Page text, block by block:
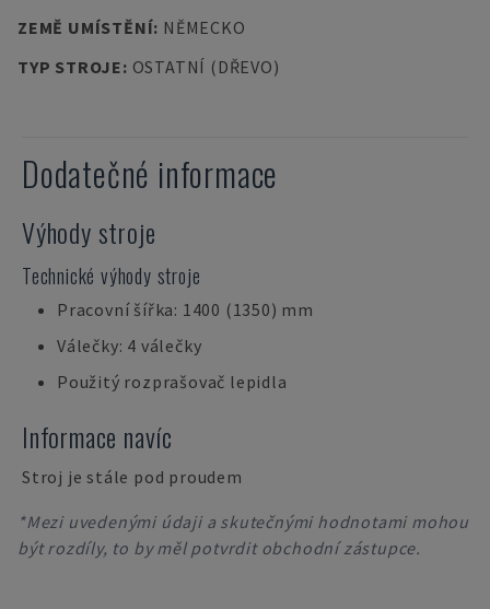
ZEMĚ UMÍSTĚNÍ: NĚMECKO
TYP STROJE: OSTATNÍ (DŘEVO)
Dodatečné informace
Výhody stroje
Technické výhody stroje
Pracovní šířka: 1400 (1350) mm
Válečky: 4 válečky
Použitý rozprašovač lepidla
Informace navíc
Stroj je stále pod proudem
*Mezi uvedenými údaji a skutečnými hodnotami mohou
být rozdíly, to by měl potvrdit obchodní zástupce.